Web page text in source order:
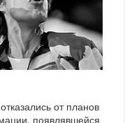
от планов
появлявшейся